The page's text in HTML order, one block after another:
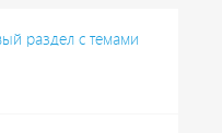
раздел с темами